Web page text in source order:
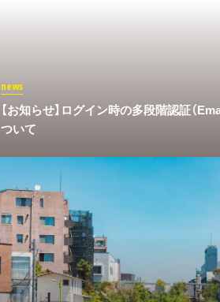
news
【お知らせ】ログイン時の多段階認証（
ついて